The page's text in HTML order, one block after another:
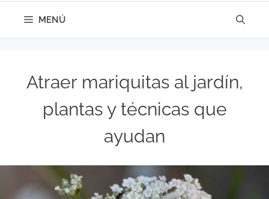
MENÚ
Atraer mariquitas al jardín,
plantas y técnicas que
ayudan